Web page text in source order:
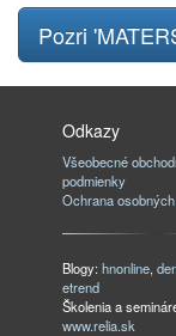
Pozri
Odkazy
Všeobecné
podmienky
Ochrana
Blogy:hnonline,
etrend
Školenia a
www.relia.sk